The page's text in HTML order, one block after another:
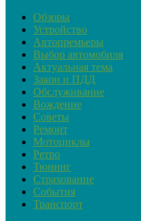
Обзоры
Устройство
Автопремьеры
Выбор автомобиля
Актуальная тема
Закон и ПДД
Обслуживание
Вождение
Советы
Ремонт
Мотоциклы
Ретро
Тюнинг
Страхование
События
Транспорт